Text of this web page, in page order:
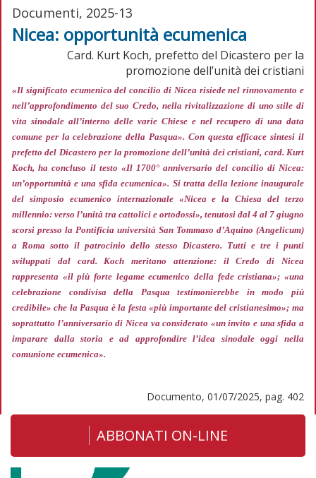
Documenti, 2025-13
Nicea: opportunità ecumenica
Card. Kurt Koch, prefetto del Dicastero per la
promozione dell’unità dei cristiani
«Il significato ecumenico del concilio di Nicea risiede nel rinnovamento e
nell’approfondimento del suo Credo, nella rivitalizzazione di uno stile di
vita sinodale all’interno delle varie Chiese e nel recupero di una data
comune per la celebrazione della Pasqua». Con questa efficace sintesi il
prefetto del Dicastero per la promozione dell’unità dei cristiani, card. Kurt
Koch, ha concluso il testo «Il 1700° anniversario del concilio di Nicea:
un’opportunità e una sfida ecumenica». Si tratta della lezione inaugurale
del simposio ecumenico internazionale «Nicea e la Chiesa del terzo
millennio: verso l’unità tra cattolici e ortodossi», tenutosi dal 4 al 7 giugno
scorsi presso la Pontificia università San Tommaso d’Aquino (Angelicum)
a Roma sotto il patrocinio dello stesso Dicastero. Tutti e tre i punti
sviluppati dal card. Koch meritano attenzione: il Credo di Nicea
rappresenta «il più forte legame ecumenico della fede cristiana»; «una
celebrazione condivisa della Pasqua testimonierebbe in modo più
credibile»che la Pasqua è la festa«più importante del cristianesimo»; ma
soprattutto l’anniversario di Nicea va considerato «un invito e una sfida a
imparare dalla storia e ad approfondire l’idea sinodale oggi nella
comunione ecumenica».
Documento, 01/07/2025, pag. 402
ABBONATI ON-LINE